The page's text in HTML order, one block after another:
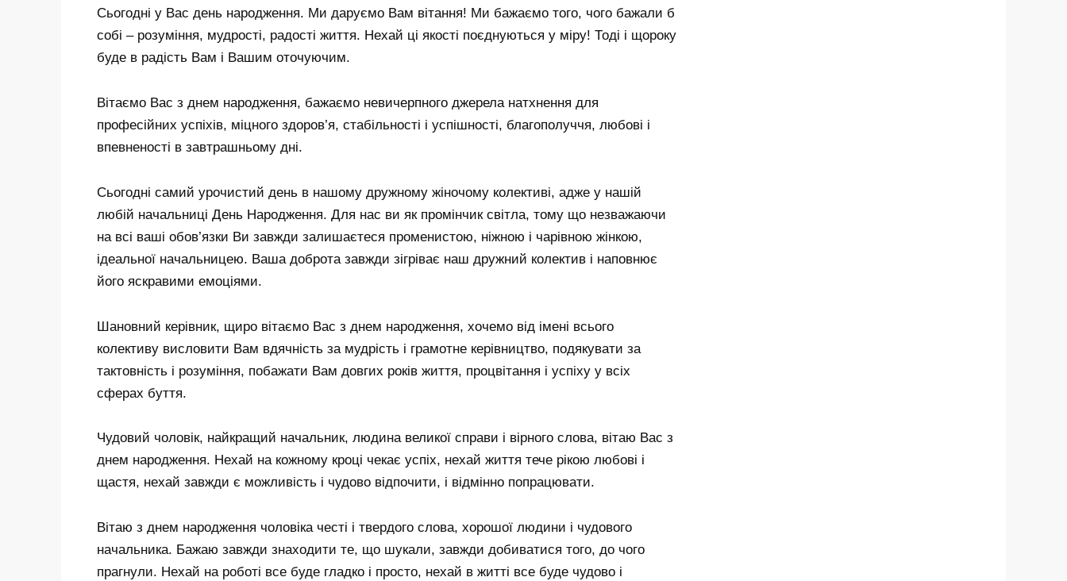
Сьогодні у Вас день народження. Ми даруємо Вам вітання! Ми бажаємо того, чого бажали б
собі – розуміння, мудрості, радості життя. Нехай ці якості поєднуються у міру! Тоді і щороку
буде в радість Вам і Вашим оточуючим.
Вітаємо Вас з днем ​​народження, бажаємо невичерпного джерела натхнення для
професійних успіхів, міцного здоров’я, стабільності і успішності, благополуччя, любові і
впевненості в завтрашньому дні.
Сьогодні самий урочистий день в нашому дружному жіночому колективі, адже у нашій
любій начальниці День Народження. Для нас ви як промінчик світла, тому що незважаючи
на всі ваші обов’язки Ви завжди залишаєтеся променистою, ніжною і чарівною жінкою,
ідеальної начальницею. Ваша доброта завжди зігріває наш дружний колектив і наповнює
його яскравими емоціями.
Шановний керівник, щиро вітаємо Вас з днем ​​народження, хочемо від імені всього
колективу висловити Вам вдячність за мудрість і грамотне керівництво, подякувати за
тактовність і розуміння, побажати Вам довгих років життя, процвітання і успіху у всіх
сферах буття.
Чудовий чоловік, найкращий начальник, людина великої справи і вірного слова, вітаю Вас з
днем ​​народження. Нехай на кожному кроці чекає успіх, нехай життя тече рікою любові і
щастя, нехай завжди є можливість і чудово відпочити, і відмінно попрацювати.
Вітаю з днем ​​народження чоловіка честі і твердого слова, хорошої людини і чудового
начальника. Бажаю завжди знаходити те, що шукали, завжди добиватися того, до чого
прагнули. Нехай на роботі все буде гладко і просто, нехай в житті все буде чудово і